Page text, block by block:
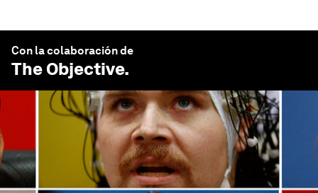
Con la colaboración de
The Objective.